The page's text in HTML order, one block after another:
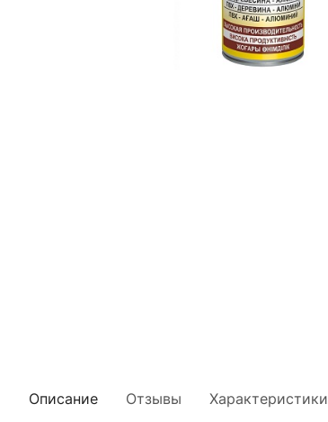
Описание Отзывы Характеристики